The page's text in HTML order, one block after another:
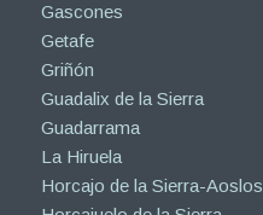
Gascones
Getafe
Griñón
Guadalix de la Sierra
Guadarrama
La Hiruela
Horcajo de la Sierra-Aoslos